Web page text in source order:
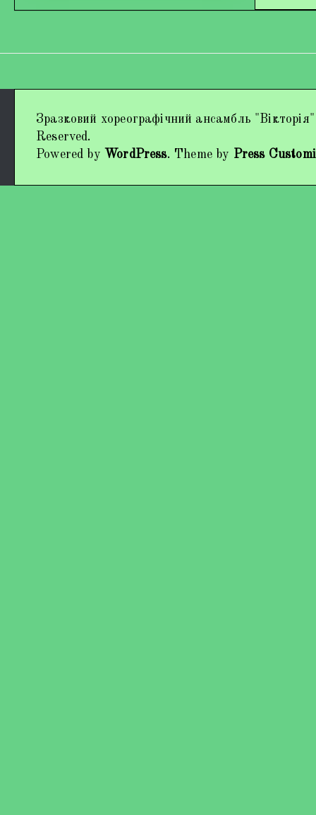
Наші виступи
Працівники колективу
Зразковий хореографічний ансамбль
Reserved.
Powered by WordPress. Theme by Press